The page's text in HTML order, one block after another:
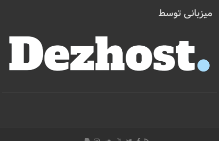
میزبانی توسط